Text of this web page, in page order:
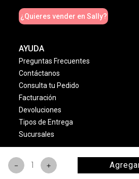
＋
－
¿Quieres vender en Sally?
AYUDA
Preguntas Frecuentes
Contáctanos
Consulta tu Pedido
Facturación
Devoluciones
Tipos de Entrega
Sucursales
Términos & Condiciones